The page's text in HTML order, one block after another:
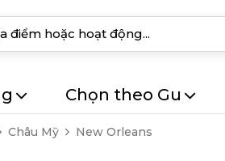
Chọn theo Gu
Châu Mỹ New Orleans